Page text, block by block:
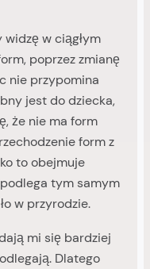
w ciągłym
poprzez zmianę
nie przypomina
jest do dziecka,
że nie ma form
form z
to obejmuje
tym samym
w przyrodzie.
mi się bardziej
Dlatego